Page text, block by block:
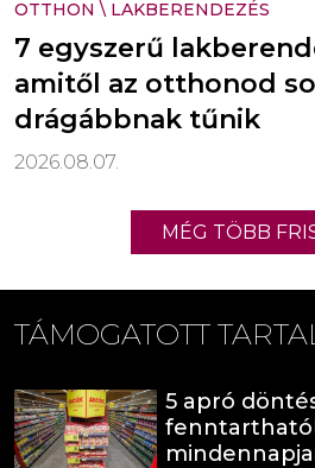
OTTHON \ LAKBERENDEZÉS
7 egyszerű
amitől az otthonod
drágábbnak tűnik
2026.08.07.
MÉG TÖBB
TÁMOGATOTT
5 apró